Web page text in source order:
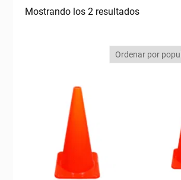
Mostrando los 2 resultadosOrdenado